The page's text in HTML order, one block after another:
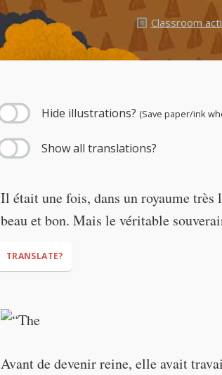
Classroom
Hide illustrations? (Save paper/ink
Show all translations?
Il était une fois, dans un royaume
beau et bon. Mais le véritable
TRANSLATE?
Avant de devenir reine, elle avait